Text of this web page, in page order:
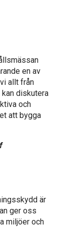
en av
allt från
diskutera
och
att bygga
är
ger oss
miljöer och